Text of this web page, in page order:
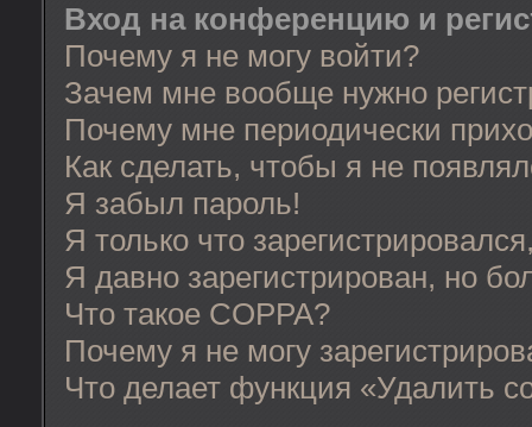
Вход на конференцию и
Почему я не могу войти?
Зачем мне вообще нужно
Почему мне периодически
Как сделать, чтобы я не
Я забыл пароль!
Я только что
Я давно зарегистрирован, но
Что такое COPPA?
Почему я не могу
Что делает функция «Удалить